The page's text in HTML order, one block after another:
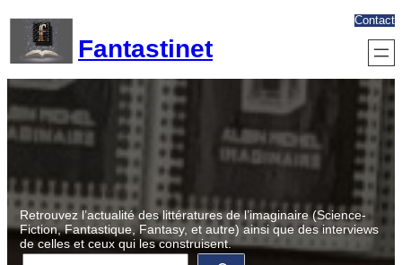
contenu
Fantastinet
Contact
Retrouvez l’actualité des littératures de l’imaginaire (Science-
Fiction, Fantastique, Fantasy, et autre) ainsi que des interviews
de celles et ceux qui les construisent.
R